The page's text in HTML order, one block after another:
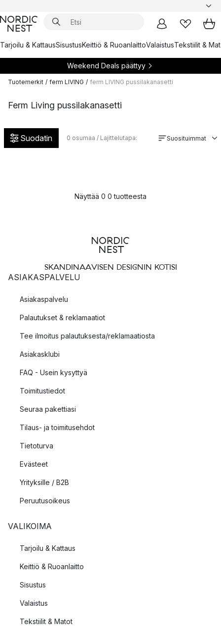
Tarjoilu & KattausSisustusKeittiö & RuoanlaittoValaistusTekstiilit &
Weekend Deals päättyy
Tuotemerkit / ferm LIVING / ferm LIVING pussilakanasetti
Ferm Living pussilakanasetti
Suodatin 0 osumaa / Lajittelutapa: Suosituimmat
Näyttää 0 0 tuotteesta
SKANDINAAVISEN DESIGNIN KOTISI
ASIAKASPALVELU
Asiakaspalvelu
Palautukset & reklamaatiot
Tee ilmoitus palautuksesta/reklamaatiosta
Asiakasklubi
FAQ - Usein kysyttyä
Toimitustiedot
Seuraa pakettiasi
Tilaus- ja toimitusehdot
Tietoturva
Evästeet
Yrityksille / B2B
Peruutusoikeus
VALIKOIMA
Tarjoilu & Kattaus
Keittiö & Ruoanlaitto
Sisustus
Valaistus
Tekstiilit & Matot